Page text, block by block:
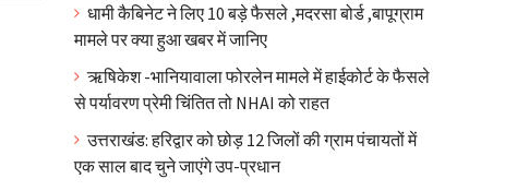
धामी कैबिनेट ने लिए 10 बड़े फैसले ,मदरसा बोर्ड ,बापूग्राम
मामले पर क्या हुआ खबर में जानिए
ऋषिकेश -भानियावाला फोरलेन मामले में हाईकोर्ट के फैसले
से पर्यावरण प्रेमी चिंतित तो NHAI को राहत
उत्तराखंड: हरिद्वार को छोड़ 12 जिलों की ग्राम पंचायतों में
एक साल बाद चुने जाएंगे उप-प्रधान